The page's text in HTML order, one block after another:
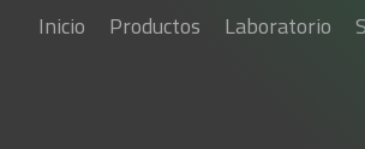
Inicio Productos Laboratorio